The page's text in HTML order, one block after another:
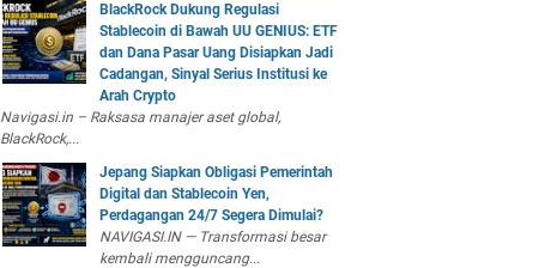
BlackRock Dukung Regulasi
Stablecoin di Bawah UU GENIUS: ETF
dan Dana Pasar Uang Disiapkan Jadi
Cadangan, Sinyal Serius Institusi ke
Arah Crypto
Navigasi.in – Raksasa manajer aset global,
BlackRock,...
Jepang Siapkan Obligasi Pemerintah
Digital dan Stablecoin Yen,
Perdagangan 24/7 Segera Dimulai?
NAVIGASI.IN — Transformasi besar
kembali mengguncang...